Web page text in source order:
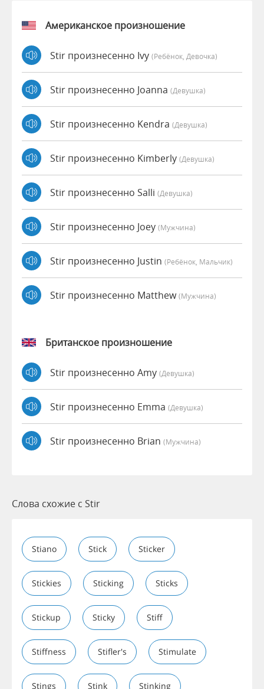
Американское произношение
Stir произнесенно Ivy (Ребёнок, Девочка)
Stir произнесенно Joanna (девушка)
Stir произнесенно Kendra (девушка)
Stir произнесенно Kimberly (девушка)
Stir произнесенно Salli (девушка)
Stir произнесенно Joey (мужчина)
Stir произнесенно Justin (Ребёнок, Мальчик)
Stir произнесенно Matthew(мужчина)
Британское произношение
Stir произнесенно Amy (девушка)
Stir произнесенно Emma (девушка)
Stir произнесенно Brian (мужчина)
Слова схожие с Stir
Stiano Stick Sticker
Stickies Sticking Sticks
Stickup Sticky Stiff
Stiffness Stifler's Stimulate
Stings Stink Stinking